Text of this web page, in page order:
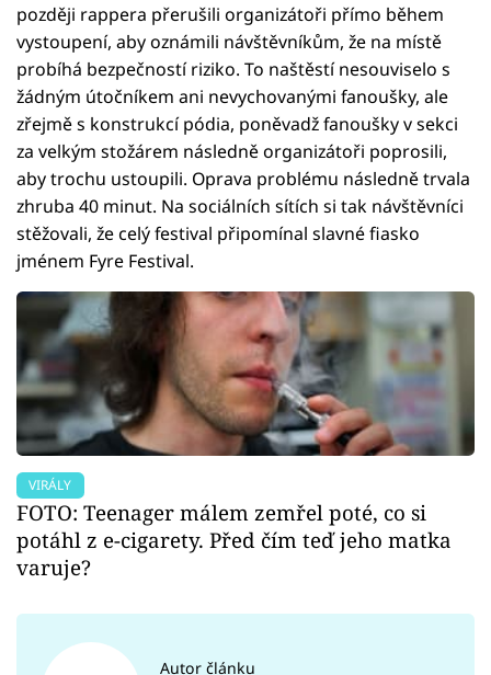
později rappera přerušili organizátoři přímo během
vystoupení, aby oznámili návštěvníkům, že na místě
probíhá bezpečností riziko. To naštěstí nesouviselo s
žádným útočníkem ani nevychovanými fanoušky, ale
zřejmě s konstrukcí pódia, poněvadž fanoušky v sekci
za velkým stožárem následně organizátoři poprosili,
aby trochu ustoupili. Oprava problému následně trvala
zhruba 40 minut. Na sociálních sítích si tak návštěvníci
stěžovali, že celý festival připomínal slavné fiasko
jménem Fyre Festival.
VIRÁLY
FOTO: Teenager málem zemřel poté, co si
potáhl z e-cigarety. Před čím teď jeho matka
varuje?
Autor článku